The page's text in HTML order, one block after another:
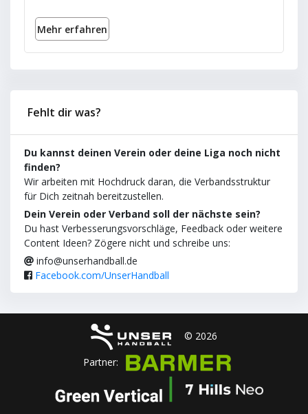
Mehr erfahren
Fehlt dir was?
Du kannst deinen Verein oder deine Liga noch nicht
finden?
Wir arbeiten mit Hochdruck daran, die Verbandsstruktur
für Dich zeitnah bereitzustellen.
Dein Verein oder Verband soll der nächste sein?
Du hast Verbesserungsvorschläge, Feedback oder weitere
Content Ideen? Zögere nicht und schreibe uns:
info@unserhandball.de
Facebook.com/UnserHandball
© 2026
Partner: